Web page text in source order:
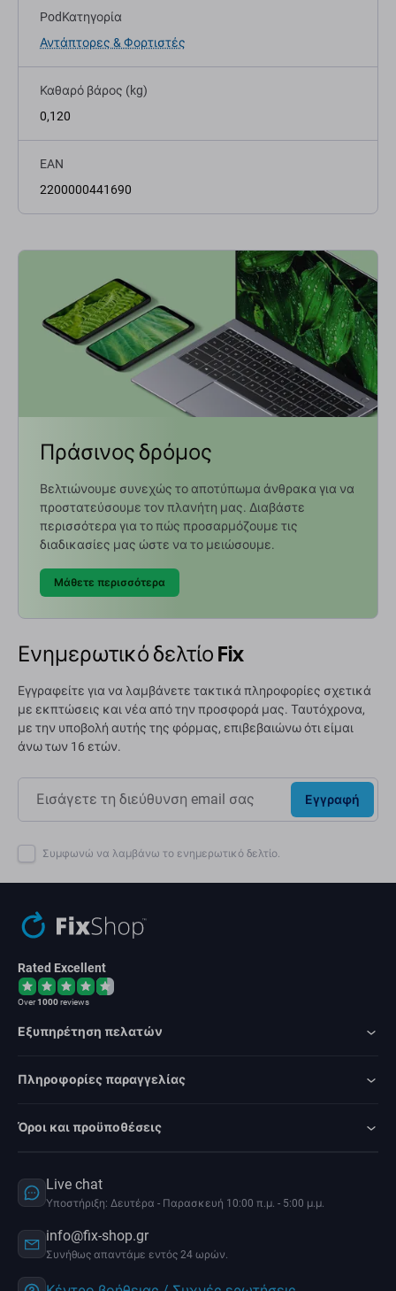
PodΚατηγορία
Αντάπτορες & Φορτιστές
Καθαρό βάρος (kg)
0,120
EAN
2200000441690
Πράσινος δρόμος
Βελτιώνουμε συνεχώς το αποτύπωμα άνθρακα για να
προστατεύσουμε τον πλανήτη μας. Διαβάστε
περισσότερα για το πώς προσαρμόζουμε τις
διαδικασίες μας ώστε να το μειώσουμε.
Μάθετε περισσότερα
Ενημερωτικό δελτίο Fix
Εγγραφείτε για να λαμβάνετε τακτικά πληροφορίες σχετικά
με εκπτώσεις και νέα από την προσφορά μας. Ταυτόχρονα,
με την υποβολή αυτής της φόρμας, επιβεβαιώνω ότι είμαι
άνω των 16 ετών.
Εγγραφή
Συμφωνώ να λαμβάνω το ενημερωτικό δελτίο.
Rated Excellent
Over1000reviews
Εξυπηρέτηση πελατών
Πληροφορίες παραγγελίας
Όροι και προϋποθέσεις
Live chat
Υποστήριξη: Δευτέρα - Παρασκευή 10:00 π.μ. - 5:00 μ.μ.
info@fix-shop.gr
Συνήθως απαντάμε εντός 24 ωρών.